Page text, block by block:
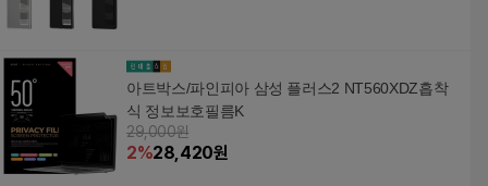
아트박스/파인피아 삼성 플러스2 NT560XDZ흡착
식 정보보호필름K
29,000원
2%28,420원